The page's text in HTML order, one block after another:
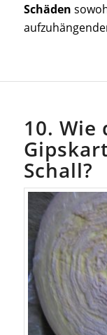
Schäden
10. Wie
Schall?